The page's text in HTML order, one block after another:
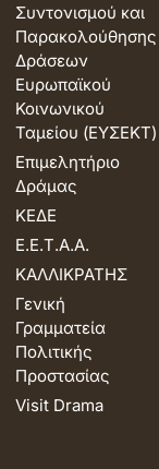
Συντονισμού και
Παρακολούθησης
Δράσεων
Ευρωπαϊκού
Κοινωνικού
Ταμείου (ΕΥΣΕΚΤ)
Επιμελητήριο
Δράμας
ΚΕΔΕ
Ε.Ε.Τ.Α.Α.
ΚΑΛΛΙΚΡΑΤΗΣ
Γενική
Γραμματεία
Πολιτικής
Προστασίας
Visit Drama